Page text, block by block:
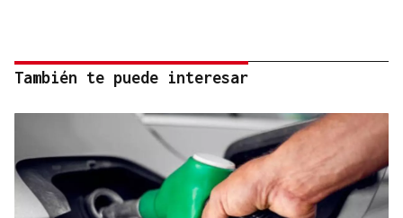
También te puede interesar